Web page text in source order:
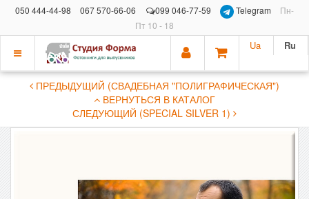
050 444-44-98 067 570-66-06 099 046-77-59 Telegram
Пн-
Пт 10 - 18
Показать
меню
Ua Ru
ПРЕДЫДУЩИЙ (СВАДЕБНАЯ "ПОЛИГРАФИЧЕСКАЯ")
ВЕРНУТЬСЯ В КАТАЛОГ
СЛЕДУЮЩИЙ (SPECIAL SILVER 1)